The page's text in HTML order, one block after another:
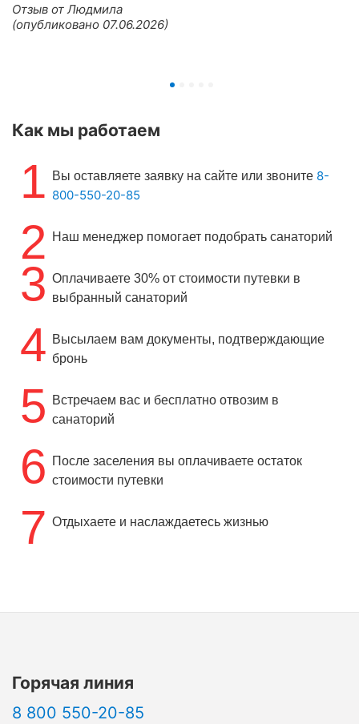
Отзыв от Людмила
(опубликовано 07.06.2026)
Как мы работаем
1 Вы оставляете заявку на сайте или звоните 8-
800-550-20-85
2 Наш менеджер помогает подобрать санаторий
3 Оплачиваете 30% от стоимости путевки в
выбранный санаторий
4 Высылаем вам документы, подтверждающие
бронь
5
Встречаем вас и бесплатно отвозим в
санаторий
6
После заселения вы оплачиваете остаток
стоимости путевки
7 Отдыхаете и наслаждаетесь жизнью
Горячая линия
8 800 550-20-85